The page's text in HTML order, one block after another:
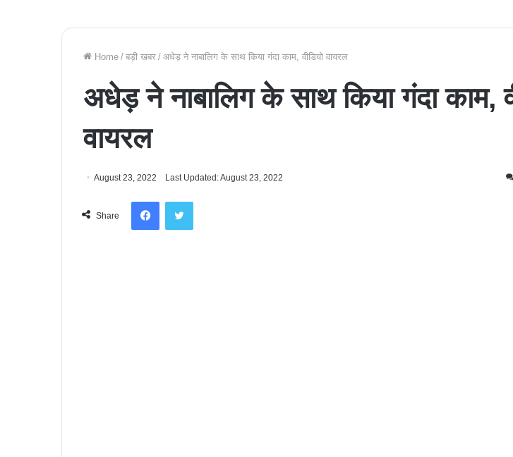
Home / बड़ी खबर / अधेड़ ने नाबालिग के साथ किया गंदा काम, वीडियो वायरल
अधेड़ ने नाबालिग के साथ किया गंदा काम,
वायरल
August 23, 2022 Last Updated: August 23, 2022
Share